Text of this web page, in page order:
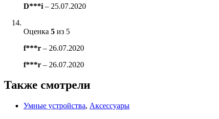
D***i – 25.07.2020
Оценка 5 из 5
f***r – 26.07.2020
f***r – 26.07.2020
Также смотрели
Умные устройства, Аксессуары